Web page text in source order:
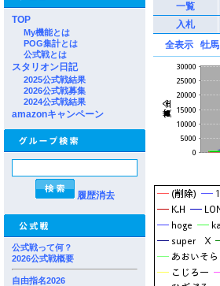
TOP
My機能とは
POG集計とは
公式戦とは
スタリオン日記
2025公式戦結果
2026公式戦募集
2024公式戦結果
amazonキャンペーン
履歴消去
公式戦って何？
2026公式戦概要
自由指名2026
一覧
入札
全表示
牡馬